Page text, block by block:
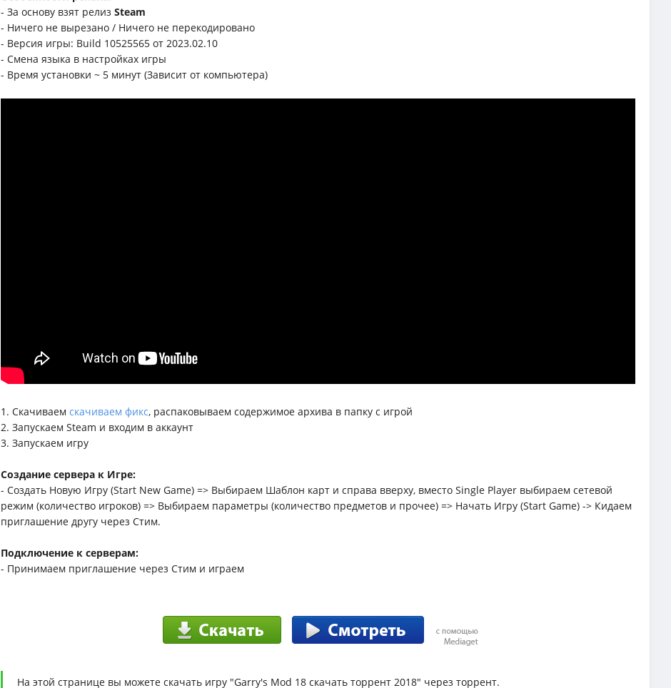
- За основу взят релиз Steam
- Ничего не вырезано / Ничего не перекодировано
- Версия игры: Build 10525565 от 2023.02.10
- Смена языка в настройках игры
- Время установки ~ 5 минут (Зависит от компьютера)
1. Скачиваем скачиваем фикс, распаковываем содержимое архива в папку с игрой
2. Запускаем Steam и входим в аккаунт
3. Запускаем игру
Создание сервера к Игре:
- Создать Новую Игру (Start New Game) => Выбираем Шаблон карт и справа вверху, вместо Single Player выбираем сетевой
режим (количество игроков) => Выбираем параметры (количество предметов и прочее) => Начать Игру (Start Game) -> Кидаем
приглашение другу через Стим.
Подключение к серверам:
- Принимаем приглашение через Стим и играем
На этой странице вы можете скачать игру "Garry's Mod 18 скачать торрент 2018" через торрент.